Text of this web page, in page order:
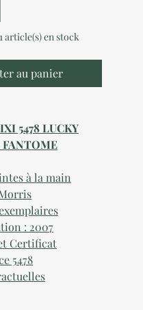
article(s) en stock
au panier
5478 LUCKY
à la main
: 2007
Certificat
5478